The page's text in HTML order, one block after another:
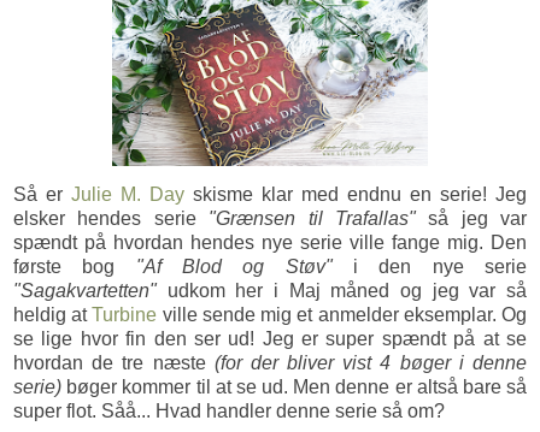
Så er Julie M. Day skisme klar med endnu en serie! Jeg
elsker hendes serie "Grænsen til Trafallas"så jeg var
spændt på hvordan hendes nye serie ville fange mig. Den
første bog "Af Blod og Støv"i den nye serie
"Sagakvartetten"udkom her i Maj måned og jeg var så
heldig atTurbine ville sende mig et anmelder eksemplar. Og
se lige hvor fin den ser ud! Jeg er super spændt på at se
hvordan de tre næste (for der bliver vist 4 bøger i denne
serie) bøger kommer til at se ud. Men denne er altså bare så
super flot. Såå... Hvad handler denne serie så om?